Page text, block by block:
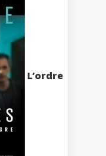
L’ordre